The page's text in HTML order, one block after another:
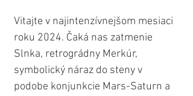
Vitajte v najintenzívnejšom mesiaci
roku 2024. Čaká nas zatmenie
Slnka, retrográdny Merkúr,
symbolický náraz do steny v
podobe konjunkcie Mars-Saturn a